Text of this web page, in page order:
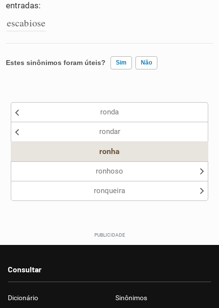
Caça-palavras
Dicionário
entradas:
escabiose
Estes sinônimos foram úteis? Sim Não
Nenhum dos sinônimos apresentados me ajudou
ronda
rondar
ronha
ronhoso
ronqueira
Consultar
Dicionário Sinônimos